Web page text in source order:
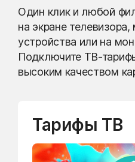
Один клик и любой
на экране
устройства или на
Подключите ТВ-
высоким качеством
Тарифы ТВ